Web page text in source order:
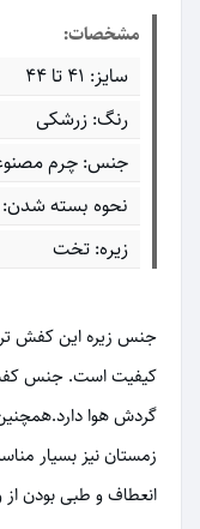
مشخصات:
سایز: 41 تا 44
رنگ: زرشکی
جنس: چرم
نحوه بسته
زیره: تخت
جنس زیره این کفش
کیفیت است. جنس
گردش هوا
زمستان نیز بسیار
انعطاف و طبی بودن